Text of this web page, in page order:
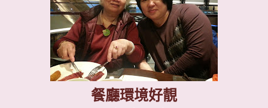
餐廳環境好靚